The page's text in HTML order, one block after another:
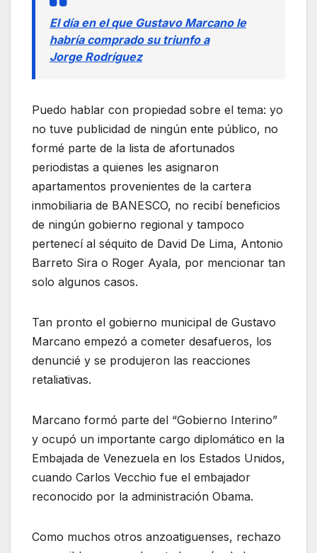
El día en el que Gustavo Marcano le
habría comprado su triunfo a
Jorge Rodríguez
Puedo hablar con propiedad sobre el tema: yo
no tuve publicidad de ningún ente público, no
formé parte de la lista de afortunados
periodistas a quienes les asignaron
apartamentos provenientes de la cartera
inmobiliaria de BANESCO, no recibí beneficios
de ningún gobierno regional y tampoco
pertenecí al séquito de David De Lima, Antonio
Barreto Sira o Roger Ayala, por mencionar tan
solo algunos casos.
Tan pronto el gobierno municipal de Gustavo
Marcano empezó a cometer desafueros, los
denuncié y se produjeron las reacciones
retaliativas.
Marcano formó parte del “Gobierno Interino”
y ocupó un importante cargo diplomático en la
Embajada de Venezuela en los Estados Unidos,
cuando Carlos Vecchio fue el embajador
reconocido por la administración Obama.
Como muchos otros anzoatiguenses, rechazo